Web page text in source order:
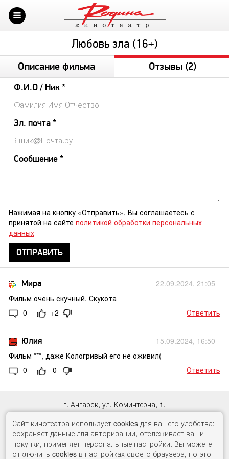
Любовь зла (16+)
Описание фильма Отзывы (2)
Ф.И.О / Ник *
Эл. почта *
Сообщение *
Нажимая на кнопку «Отправить», Вы соглашаетесь с
принятой на сайте политикой обработки персональных
данных
ОТПРАВИТЬ
Мира
22.09.2024, 21:05
Фильм очень скучный. Скукота
0
+2 Ответить
Юлия
15.09.2024, 16:50
Фильм ***, даже Кологривый его не оживил(
0
0 Ответить
г. Ангарск, ул. Коминтерна, 1.
Касса:65-33-98, автоответчик:60-71-10
© ООО «Гудвин Синема»
2017 -2026
Сайт кинотеатра использует cookies для вашего удобства:
сохраняет данные для авторизации, отслеживает ваши
покупки, применяет персональные настройки. Вы можете
отключить cookies в настройках своего браузера, но это